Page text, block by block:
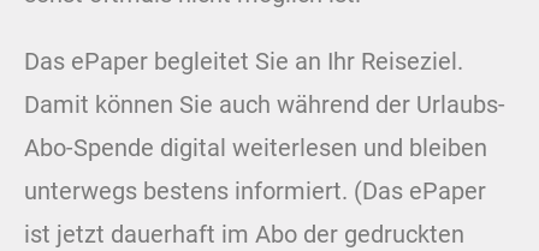
Das ePaper begleitet Sie an Ihr Reiseziel.
Damit können Sie auch während der Urlaubs-
Abo-Spende digital weiterlesen und bleiben
unterwegs bestens informiert. (Das ePaper
ist jetzt dauerhaft im Abo der gedruckten